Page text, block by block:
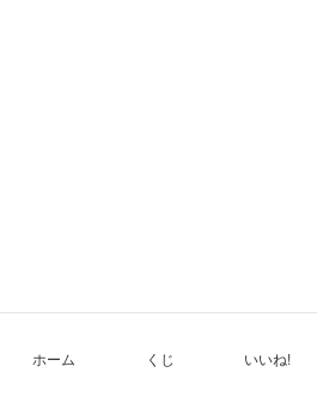
ホーム くじ いいね!